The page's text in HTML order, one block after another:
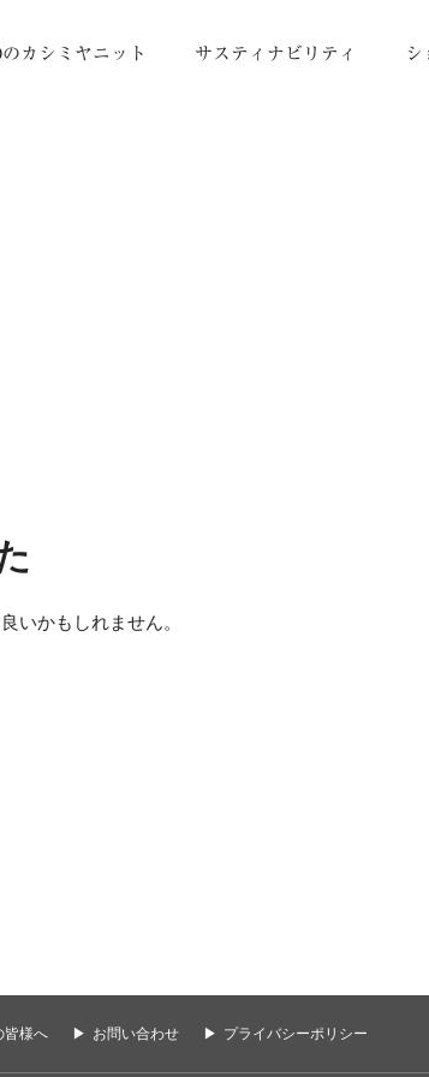
カシミヤニット サスティナビリティ シ
いかもしれません。
皆様へ お問い合わせ プライバシーポリシー